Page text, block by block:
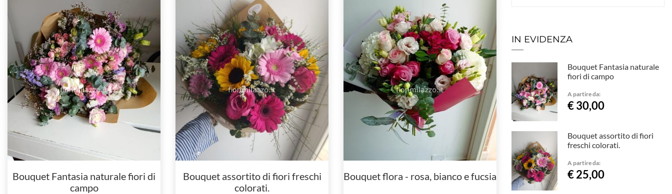
Bouquet Fantasia naturale fiori di
campo
Bouquet assortito di fiori freschi
colorati.
Bouquet flora - rosa, bianco e fucsia
IN EVIDENZA
Bouquet Fantasia naturale
fiori di campo
A partire da:
€ 30,00
Bouquet assortito di fiori
freschi colorati.
A partire da:
€ 25,00